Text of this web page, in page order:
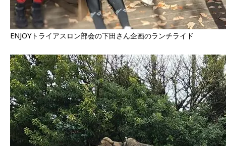
ENJOYトライアスロン部会の下田さん企画のランチライド